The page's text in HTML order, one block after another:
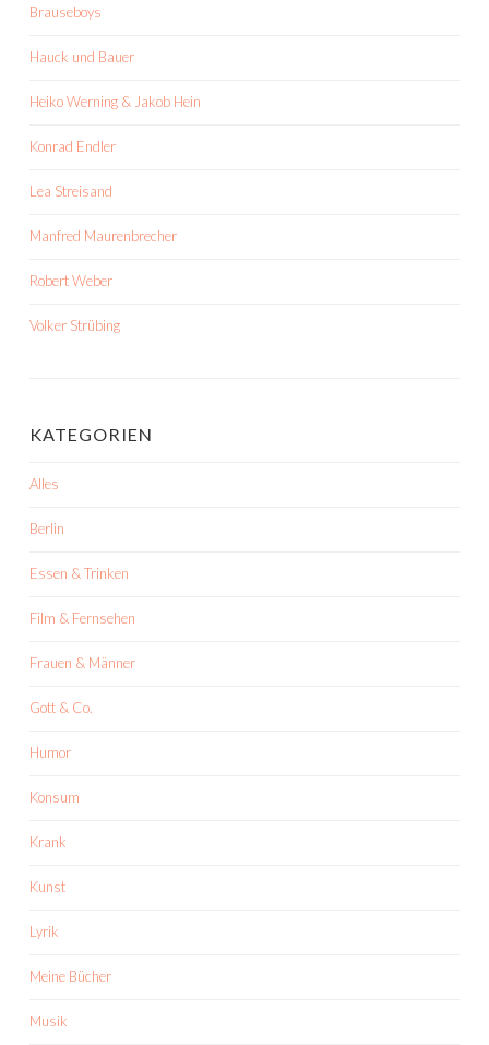
Brauseboys
Hauck und Bauer
Heiko Werning & Jakob Hein
Konrad Endler
Lea Streisand
Manfred Maurenbrecher
Robert Weber
Volker Strübing
KATEGORIEN
Alles
Berlin
Essen & Trinken
Film & Fernsehen
Frauen & Männer
Gott & Co.
Humor
Konsum
Krank
Kunst
Lyrik
Meine Bücher
Musik